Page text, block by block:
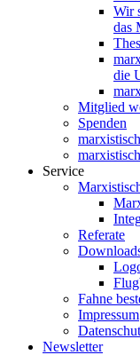
Wir
das
die
Mitglied
Spenden
Service
Referate
Fahne
Impressum
Newsletter